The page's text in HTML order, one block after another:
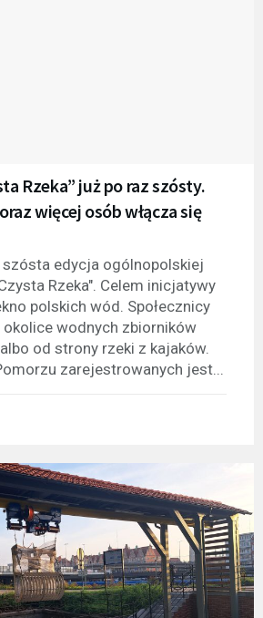
Rzeka” już po raz szósty.
więcej osób włącza się
szósta edycja ogólnopolskiej
Rzeka". Celem inicjatywy
polskich wód. Społecznicy
wodnych zbiorników
od strony rzeki z kajaków.
zarejestrowanych jest...